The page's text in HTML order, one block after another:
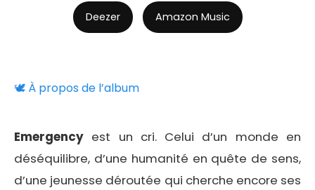
Deezer Amazon Music
🕊️ À propos de l’album
Emergency est un cri. Celui d’un monde en
déséquilibre, d’une humanité en quête de sens,
d’une jeunesse déroutée qui cherche encore ses